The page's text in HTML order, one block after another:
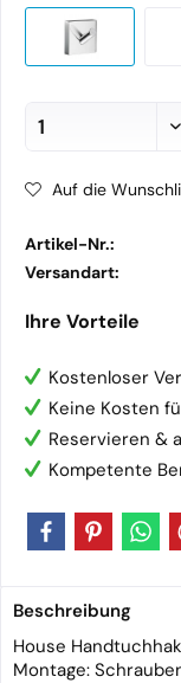
Auf die
Artikel-Nr.:
Versandart:
Ihre Vorteile
Kostenloser
Keine Kosten
Reservieren &
Kompetente
Beschreibung
House
Montage: